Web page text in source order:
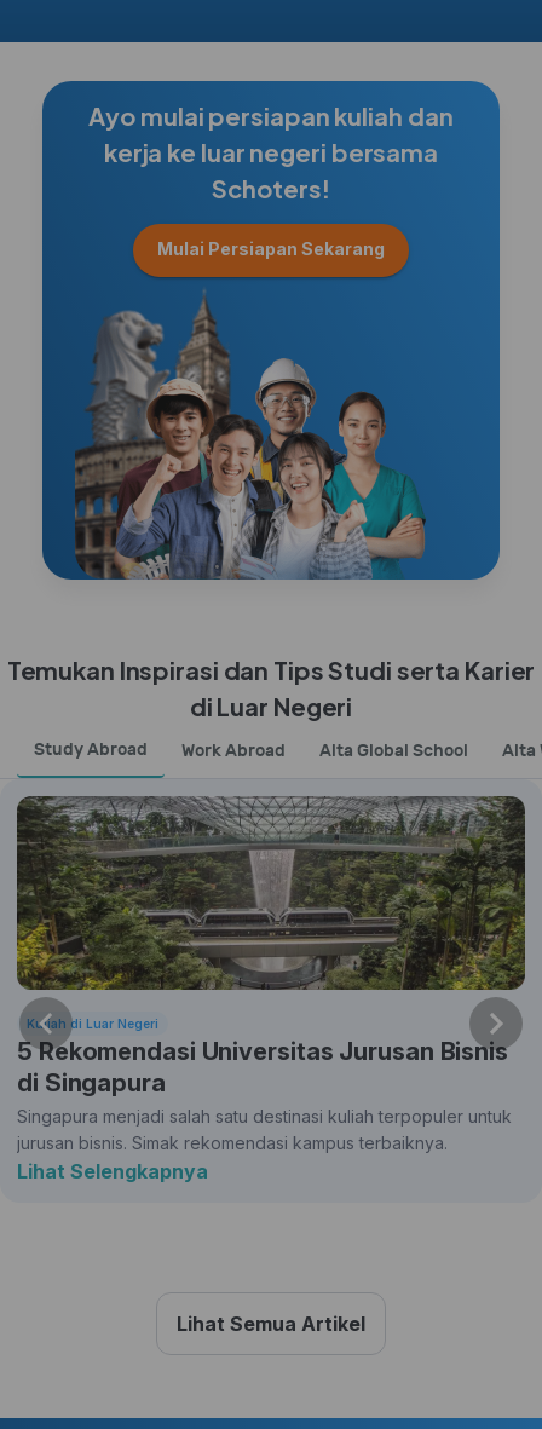
Ayo mulai persiapan kuliah dan
kerja ke luar negeri bersama
Schoters!
Mulai Persiapan Sekarang
Temukan Inspirasi dan Tips Studi serta Karier
di Luar Negeri
Study Abroad Work Abroad Alta Global School Alta
Kuliah di Luar Negeri
5 Rekomendasi Universitas Jurusan Bisnis
di Singapura
Singapura menjadi salah satu destinasi kuliah terpopuler untuk
jurusan bisnis. Simak rekomendasi kampus terbaiknya.
Lihat Selengkapnya
Lihat Semua Artikel